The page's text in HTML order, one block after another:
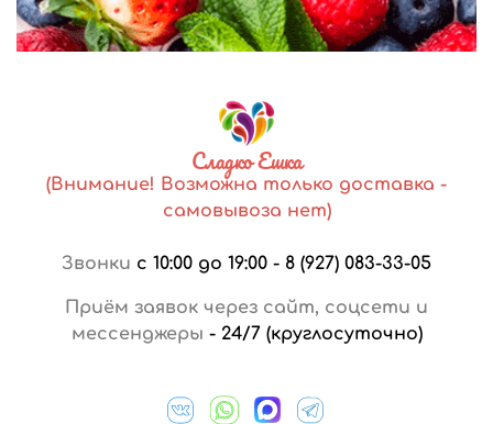
Сладко Ешка
(Внимание! Возможна только доставка -
самовывоза нет)
Звонки с 10:00 до 19:00 - 8 (927) 083-33-05
Приём заявок через сайт, соцсети и
мессенджеры - 24/7 (круглосуточно)